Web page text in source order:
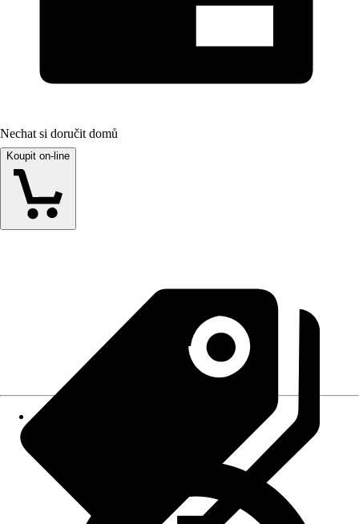
Nechat si doručit domů
Koupit on-line